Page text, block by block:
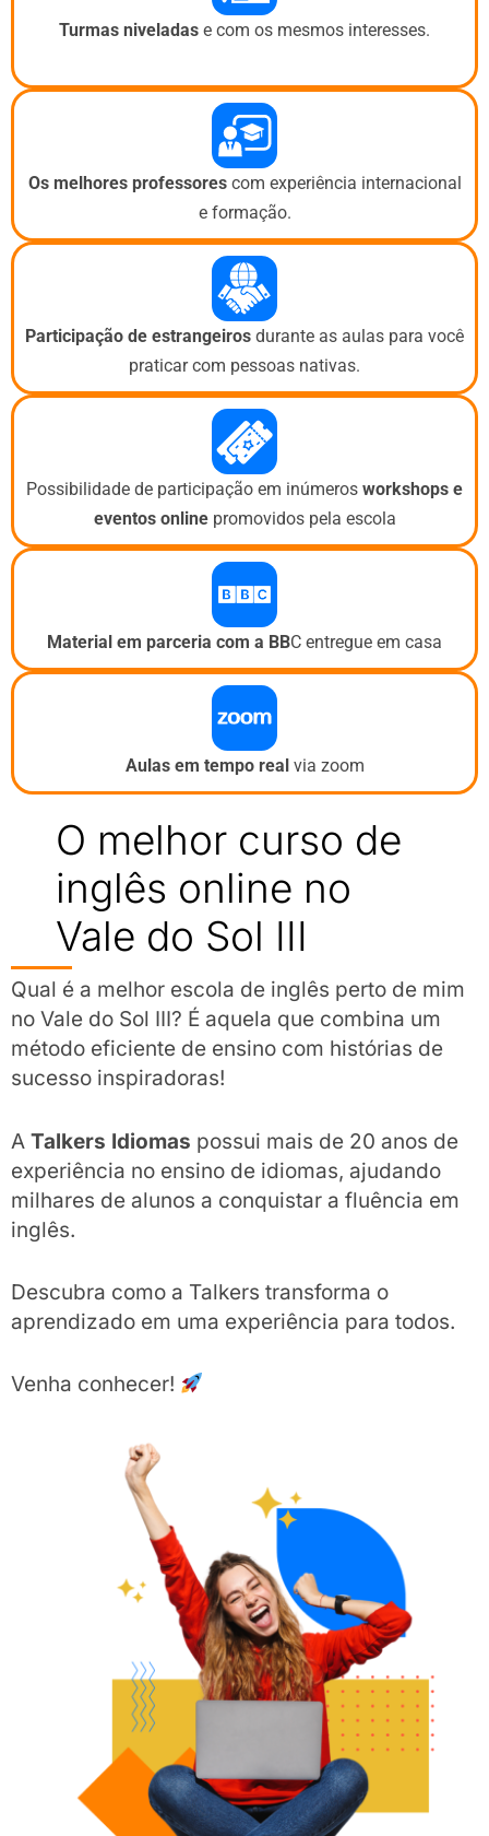
Turmas niveladas e com os mesmos interesses.
Os melhores professorescom experiência internacional
e formação.
Participação de estrangeiros durante as aulas para você
praticar com pessoas nativas.
Possibilidade de participação em inúmeros workshops e
eventos online promovidos pela escola
Material em parceria com a BBC entregue em casa
Aulas em tempo real via zoom
O melhor curso de
inglês online no
Vale do Sol III
Qual é a melhor escola de inglês perto de mim
no Vale do Sol III? É aquela que combina um
método eficiente de ensino com histórias de
sucesso inspiradoras!
A Talkers Idiomas possui mais de 20 anos de
experiência no ensino de idiomas, ajudando
milhares de alunos a conquistar a fluência em
inglês.
Descubra como a Talkers transforma o
aprendizado em uma experiência para todos.
Venha conhecer!